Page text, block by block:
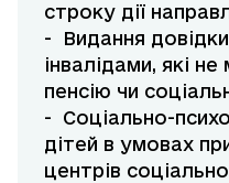
строку дії
- Видання
інвалідами, які
пенсію чи
- Соціально-
дітей в умовах
центрів